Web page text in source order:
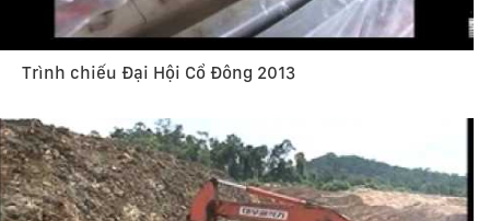
Trình chiếu Đại Hội Cổ Đông 2013